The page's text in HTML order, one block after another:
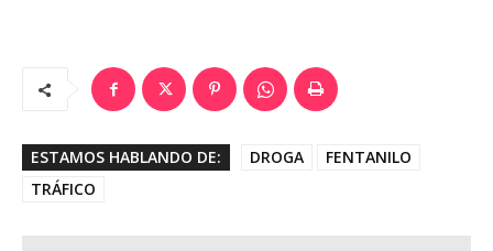
ESTAMOS HABLANDO DE: DROGA
FENTANILO
TRÁFICO